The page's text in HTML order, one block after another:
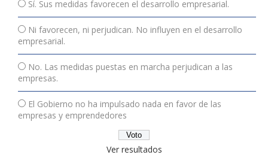
Sí. Sus medidas favorecen el desarrollo empresarial.
Ni favorecen, ni perjudican. No influyen en el desarrollo
empresarial.
No. Las medidas puestas en marcha perjudican a las
empresas.
El Gobierno no ha impulsado nada en favor de las
empresas y emprendedores
Ver resultados